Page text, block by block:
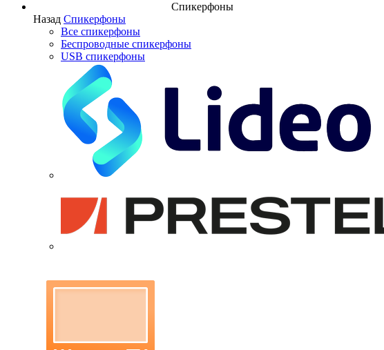
Спикерфоны
Назад Спикерфоны
Все спикерфоны
Беспроводные спикерфоны
USB спикерфоны